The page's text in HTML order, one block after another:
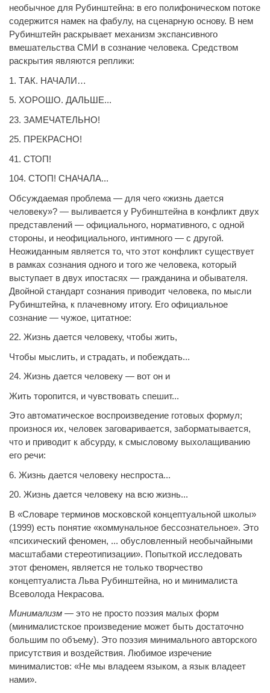
необычное для Рубинштейна: в его полифоническом потоке
содержится намек на фабулу, на сценарную основу. В нем
Рубинштейн раскрывает механизм экспансивного
вмешательства СМИ в сознание человека. Средством
раскрытия являются реплики:
1. ТАК. НАЧАЛИ…
5. ХОРОШО. ДАЛЬШЕ...
23. ЗАМЕЧАТЕЛЬНО!
25. ПРЕКРАСНО!
41. СТОП!
104. СТОП! СНАЧАЛА...
Обсуждаемая проблема — для чего «жизнь дается
человеку»? — выливается у Рубинштейна в конфликт двух
представлений — официального, нормативного, с одной
стороны, и неофициального, интимного — с другой.
Неожиданным является то, что этот конфликт существует
в рамках сознания одного и того же человека, который
выступает в двух ипостасях — гражданина и обывателя.
Двойной стандарт сознания приводит человека, по мысли
Рубинштейна, к плачевному итогу. Его официальное
сознание — чужое, цитатное:
22. Жизнь дается человеку, чтобы жить,
Чтобы мыслить, и страдать, и побеждать...
24. Жизнь дается человеку — вот он и
Жить торопится, и чувствовать спешит...
Это автоматическое воспроизведение готовых формул;
произнося их, человек заговаривается, заборматывается,
что и приводит к абсурду, к смысловому выхолащиванию
его речи:
6. Жизнь дается человеку неспроста...
20. Жизнь дается человеку на всю жизнь...
В «Словаре терминов московской концептуальной школы»
(1999) есть понятие «коммунальное бессознательное». Это
«психический феномен, ... обусловленный необычайными
масштабами стереотипизации». Попыткой исследовать
этот феномен, является не только творчество
концептуалиста Льва Рубинштейна, но и минималиста
Всеволода Некрасова.
Минимализм — это не просто поэзия малых форм
(минималистское произведение может быть достаточно
большим по объему). Это поэзия минимального авторского
присутствия и воздействия. Любимое изречение
минималистов: «Не мы владеем языком, а язык владеет
нами».